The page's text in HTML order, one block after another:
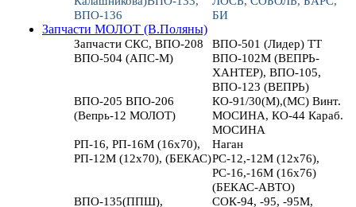
ВПО-136
БИ
Запчасти МОЛОТ (В.Поляны)
Запчасти СКС, ВПО-208
ВПО-501 (Лидер) ТТ
ВПО-504 (АПС-М)
ВПО-102М (ВЕПРЬ-
ХАНТЕР), ВПО-105,
ВПО-123 (ВЕПРЬ)
ВПО-205 ВПО-206
(Вепрь-12 МОЛОТ)
КО-91/30(М),(МС) Винт.
МОСИНА, КО-44 Караб.
МОСИНА
РП-16, РП-16М (16х70),
РП-12М (12х70), (БЕКАС)
Наган
РС-12,-12М (12х76),
РС-16,-16М (16х76)
(БЕКАС-АВТО)
ВПО-135(ППШ),
СОК-94, -95, -95М,